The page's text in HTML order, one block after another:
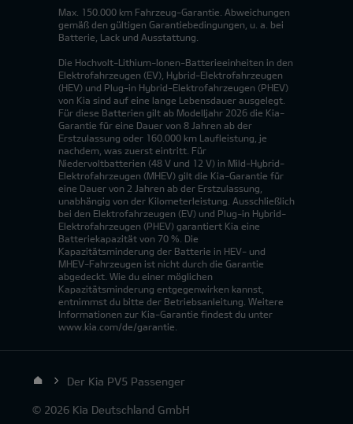
Max. 150.000 km Fahrzeug-Garantie. Abweichungen
gemäß den gültigen Garantiebedingungen, u. a. bei
Batterie, Lack und Ausstattung.
Die Hochvolt-Lithium-Ionen-Batterieeinheiten in den
Elektrofahrzeugen (EV), Hybrid-Elektrofahrzeugen
(HEV) und Plug-in Hybrid-Elektrofahrzeugen (PHEV)
von Kia sind auf eine lange Lebensdauer ausgelegt.
Für diese Batterien gilt ab Modelljahr 2026 die Kia-
Garantie für eine Dauer von 8 Jahren ab der
Erstzulassung oder 160.000 km Laufleistung, je
nachdem, was zuerst eintritt. Für
Niedervoltbatterien (48 V und 12 V) in Mild-Hybrid-
Elektrofahrzeugen (MHEV) gilt die Kia-Garantie für
eine Dauer von 2 Jahren ab der Erstzulassung,
unabhängig von der Kilometerleistung. Ausschließlich
bei den Elektrofahrzeugen (EV) und Plug-in Hybrid-
Elektrofahrzeugen (PHEV) garantiert Kia eine
Batteriekapazität von 70 %. Die
Kapazitätsminderung der Batterie in HEV- und
MHEV-Fahrzeugen ist nicht durch die Garantie
abgedeckt. Wie du einer möglichen
Kapazitätsminderung entgegenwirken kannst,
entnimmst du bitte der Betriebsanleitung. Weitere
Informationen zur Kia-Garantie findest du unter
www.kia.com/de/garantie.
Der Kia PV5 Passenger
© 2026 Kia Deutschland GmbH